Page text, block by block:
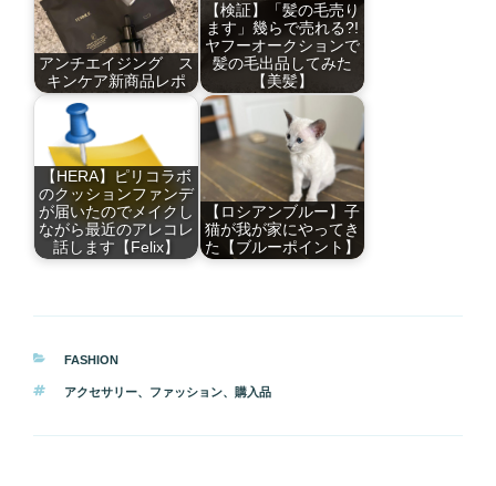
アンチエイジング ス
キンケア新商品レポ
【検証】「髪の毛売り
ます」幾らで売れる?!
ヤフーオークションで
髪の毛出品してみた
【美髪】
【HERA】ピリコラボ
のクッションファンデ
が届いたのでメイクし
ながら最近のアレコレ
話します【Felix】
【ロシアンブルー】子
猫が我が家にやってき
た【ブルーポイント】
カ
ゴ
ー
FASHION
タ
アクセサリー、 ファッション、 購入品